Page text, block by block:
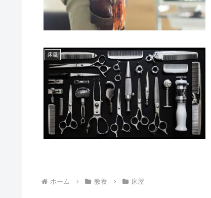
床屋
ホーム 教養 床屋